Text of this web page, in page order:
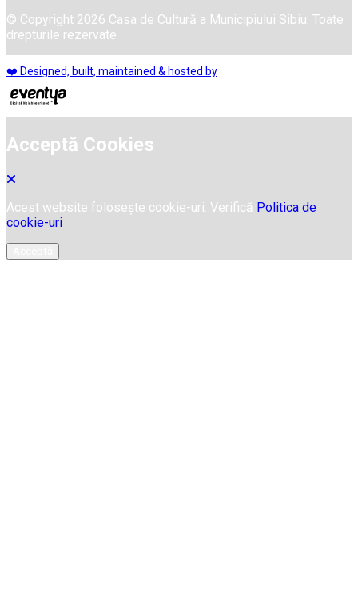
© Copyright 2026 Casa de Cultură a Municipiului Sibiu. Toate
drepturile rezervate
❤️ Designed, built, maintained & hosted by
Acceptă Cookies
Acest website folosește cookie-uri. Verifică Politica de
cookie-uri